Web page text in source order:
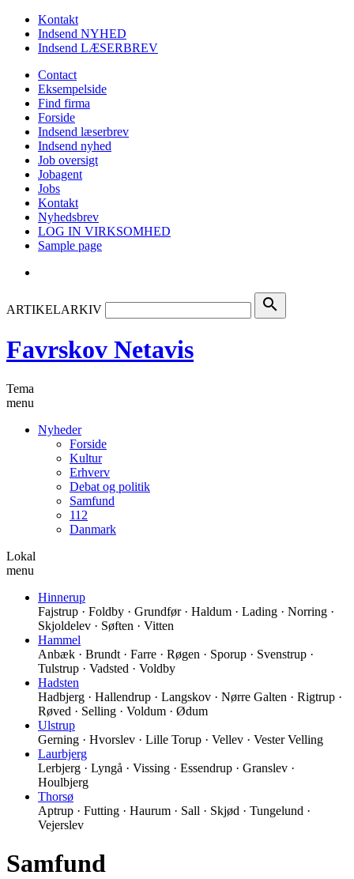
Kontakt
Indsend NYHED
Indsend LÆSERBREV
Contact
Eksempelside
Find firma
Forside
Indsend læserbrev
Indsend nyhed
Job oversigt
Jobagent
Jobs
Kontakt
Nyhedsbrev
LOG IN VIRKSOMHED
Sample page
ARTIKELARKIV search
Favrskov Netavis
Tema
menu
Nyheder
Forside
Kultur
Erhverv
Debat og politik
Samfund
112
Danmark
Lokal
menu
Hinnerup
Fajstrup · Foldby · Grundfør · Haldum · Lading · Norring ·
Skjoldelev · Søften · Vitten
Hammel
Anbæk · Brundt · Farre · Røgen · Sporup · Svenstrup ·
Tulstrup · Vadsted · Voldby
Hadsten
Hadbjerg · Hallendrup · Langskov · Nørre Galten · Rigtrup ·
Røved · Selling · Voldum · Ødum
Ulstrup
Gerning · Hvorslev · Lille Torup · Vellev · Vester Velling
Laurbjerg
Lerbjerg · Lyngå · Vissing · Essendrup · Granslev ·
Houlbjerg
Thorsø
Aptrup · Futting · Haurum · Sall · Skjød · Tungelund ·
Vejerslev
Samfund